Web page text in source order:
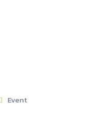
Event